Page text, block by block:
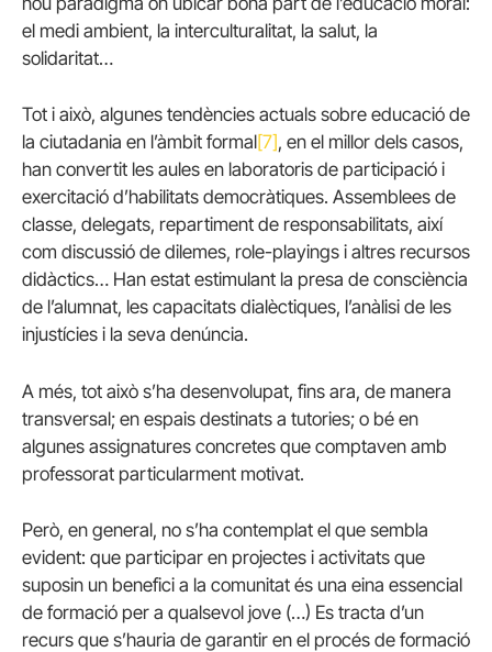
el medi ambient, la interculturalitat, la salut, la
solidaritat…
Tot i això, algunes tendències actuals sobre educació de
la ciutadania en l’àmbit formal[7], en el millor dels casos,
han convertit les aules en laboratoris de participació i
exercitació d’habilitats democràtiques. Assemblees de
classe, delegats, repartiment de responsabilitats, així
com discussió de dilemes, role-playings i altres recursos
didàctics… Han estat estimulant la presa de consciència
de l’alumnat, les capacitats dialèctiques, l’anàlisi de les
injustícies i la seva denúncia.
A més, tot això s’ha desenvolupat, fins ara, de manera
transversal; en espais destinats a tutories; o bé en
algunes assignatures concretes que comptaven amb
professorat particularment motivat.
Però, en general, no s’ha contemplat el que sembla
evident: que participar en projectes i activitats que
suposin un benefici a la comunitat és una eina essencial
de formació per a qualsevol jove (…) Es tracta d’un
recurs que s’hauria de garantir en el procés de formació